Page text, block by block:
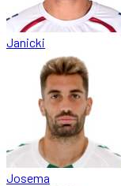
Janicki
Josema